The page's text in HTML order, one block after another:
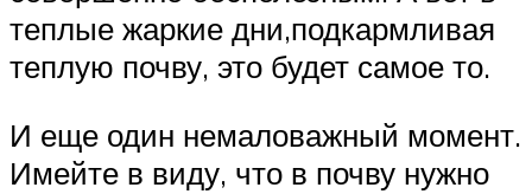
теплые жаркие дни,подкармливая
теплую почву, это будет самое то.
И еще один немаловажный момент.
Имейте в виду, что в почву нужно